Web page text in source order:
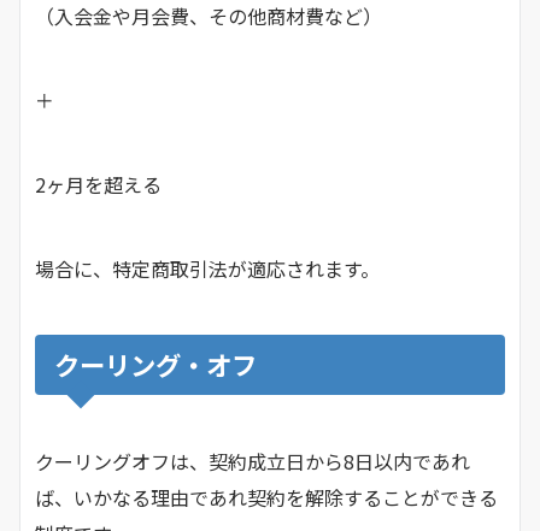
（入会金や月会費、その他商材費など）
＋
2ヶ月を超える
場合に、特定商取引法が適応されます。
クーリング・オフ
クーリングオフは、契約成立日から8日以内であれ
ば、いかなる理由であれ契約を解除することができる